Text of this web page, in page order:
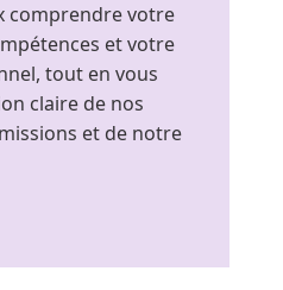
comprendre votre
et votre
tout en vous
claire de nos
et de notre